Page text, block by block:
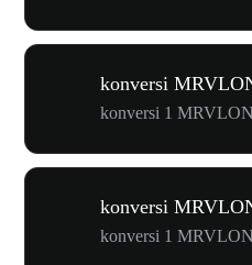
konversi
konversi 1
konversi
konversi 1